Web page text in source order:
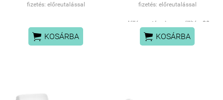
fizetés: előreutalással
 KOSÁRBA
fizetés: előreutalással
elállás esetén visszaszállítás: 90
EUR+ eredeti csomagolás
 KOSÁRBA